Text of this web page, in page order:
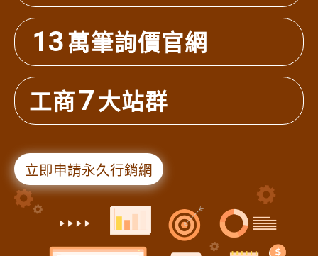
13萬筆詢價官網
工商7大站群
立即申請永久行銷網